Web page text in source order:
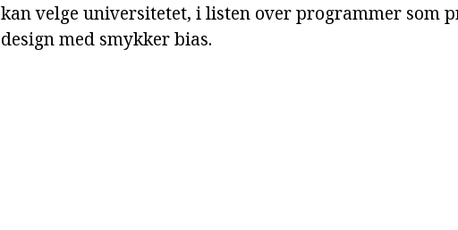
kan velge universitetet, i listen over programmer som
design med smykker bias.